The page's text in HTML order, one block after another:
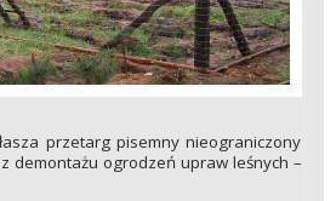
przetarg pisemny nieograniczony
demontażu ogrodzeń upraw leśnych –